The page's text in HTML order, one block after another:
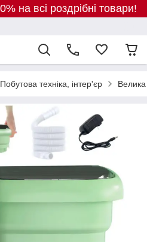
на всі роздрібні товари!
Побутова техніка, інтер'єр Велика